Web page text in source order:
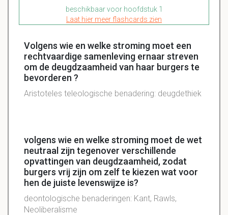
beschikbaar voor hoofdstuk 1
Laat hier meer flashcards zien
Volgens wie en welke stroming moet een
rechtvaardige samenleving ernaar streven
om de deugdzaamheid van haar burgers te
bevorderen ?
Aristoteles teleologische benadering: deugdethiek
volgens wie en welke stroming moet de wet
neutraal zijn tegenover verschillende
opvattingen van deugdzaamheid, zodat
burgers vrij zijn om zelf te kiezen wat voor
hen de juiste levenswijze is?
deontologische benaderingen: Kant, Rawls,
Neoliberalisme